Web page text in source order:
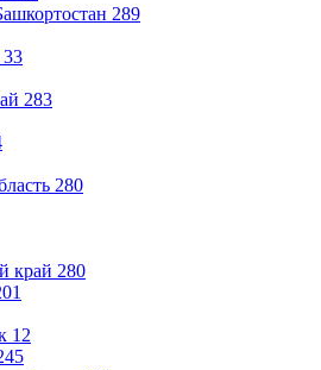
289
33
283
280
край 280
12